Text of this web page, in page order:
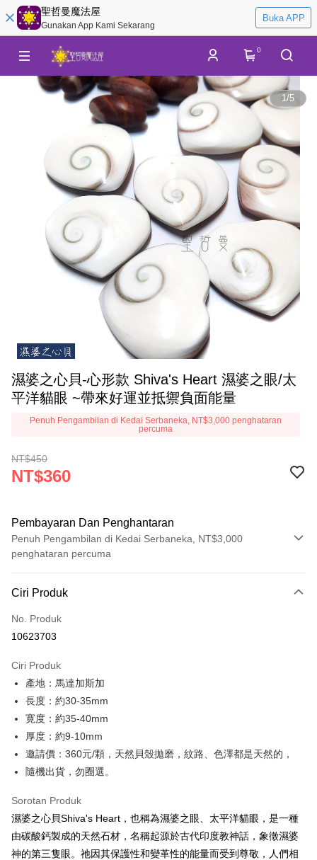
聖哲曼魔法屋
Gunakan App Kami Sekarang
Buka APP
0
1/5
濕婆之心貝-心形款 Shiva's Heart 濕婆之眼/太
平洋貓眼 ~帶來好運並抵禦負面能量
Penuh Pengambilan di Kedai Serbaneka, NT$3,000 penghataran
percuma
NT$450
NT$360
Pembayaran Dan Penghantaran
Penuh Pengambilan di Kedai Serbaneka, NT$3,000
penghataran percuma
Kad Kredit (Bayaran Penuh)
Pengambilan di Kedai Serbaneka
Apple Pay
JKOPAY
Easy Wallet
Pemindahan ATM
NT$80/pesanan | Penghantaran percuma untuk pesanan
NT$3,000 atau lebih
Ciri Produk
No. Produk
10623703
Ciri Produk
產地：馬達加斯加
長度：約30-35mm
寛度：約35-40mm
厚度：約9-10mm
邀請價：360元/顆，天然貝殼拋磨，紋路、色澤都是天然的，
隨機出貨，勿圈選。
Sorotan Produk
濕婆之心貝Shiva's Heart，也稱為濕婆之眼、太平洋貓眼，是一種
由碳酸鈣製成的天然石材，名稱起源於古代印度教神話，象徵濕婆
神的第三隻眼。祂因其保護性和變革性的能量而受到尊敬，人們相